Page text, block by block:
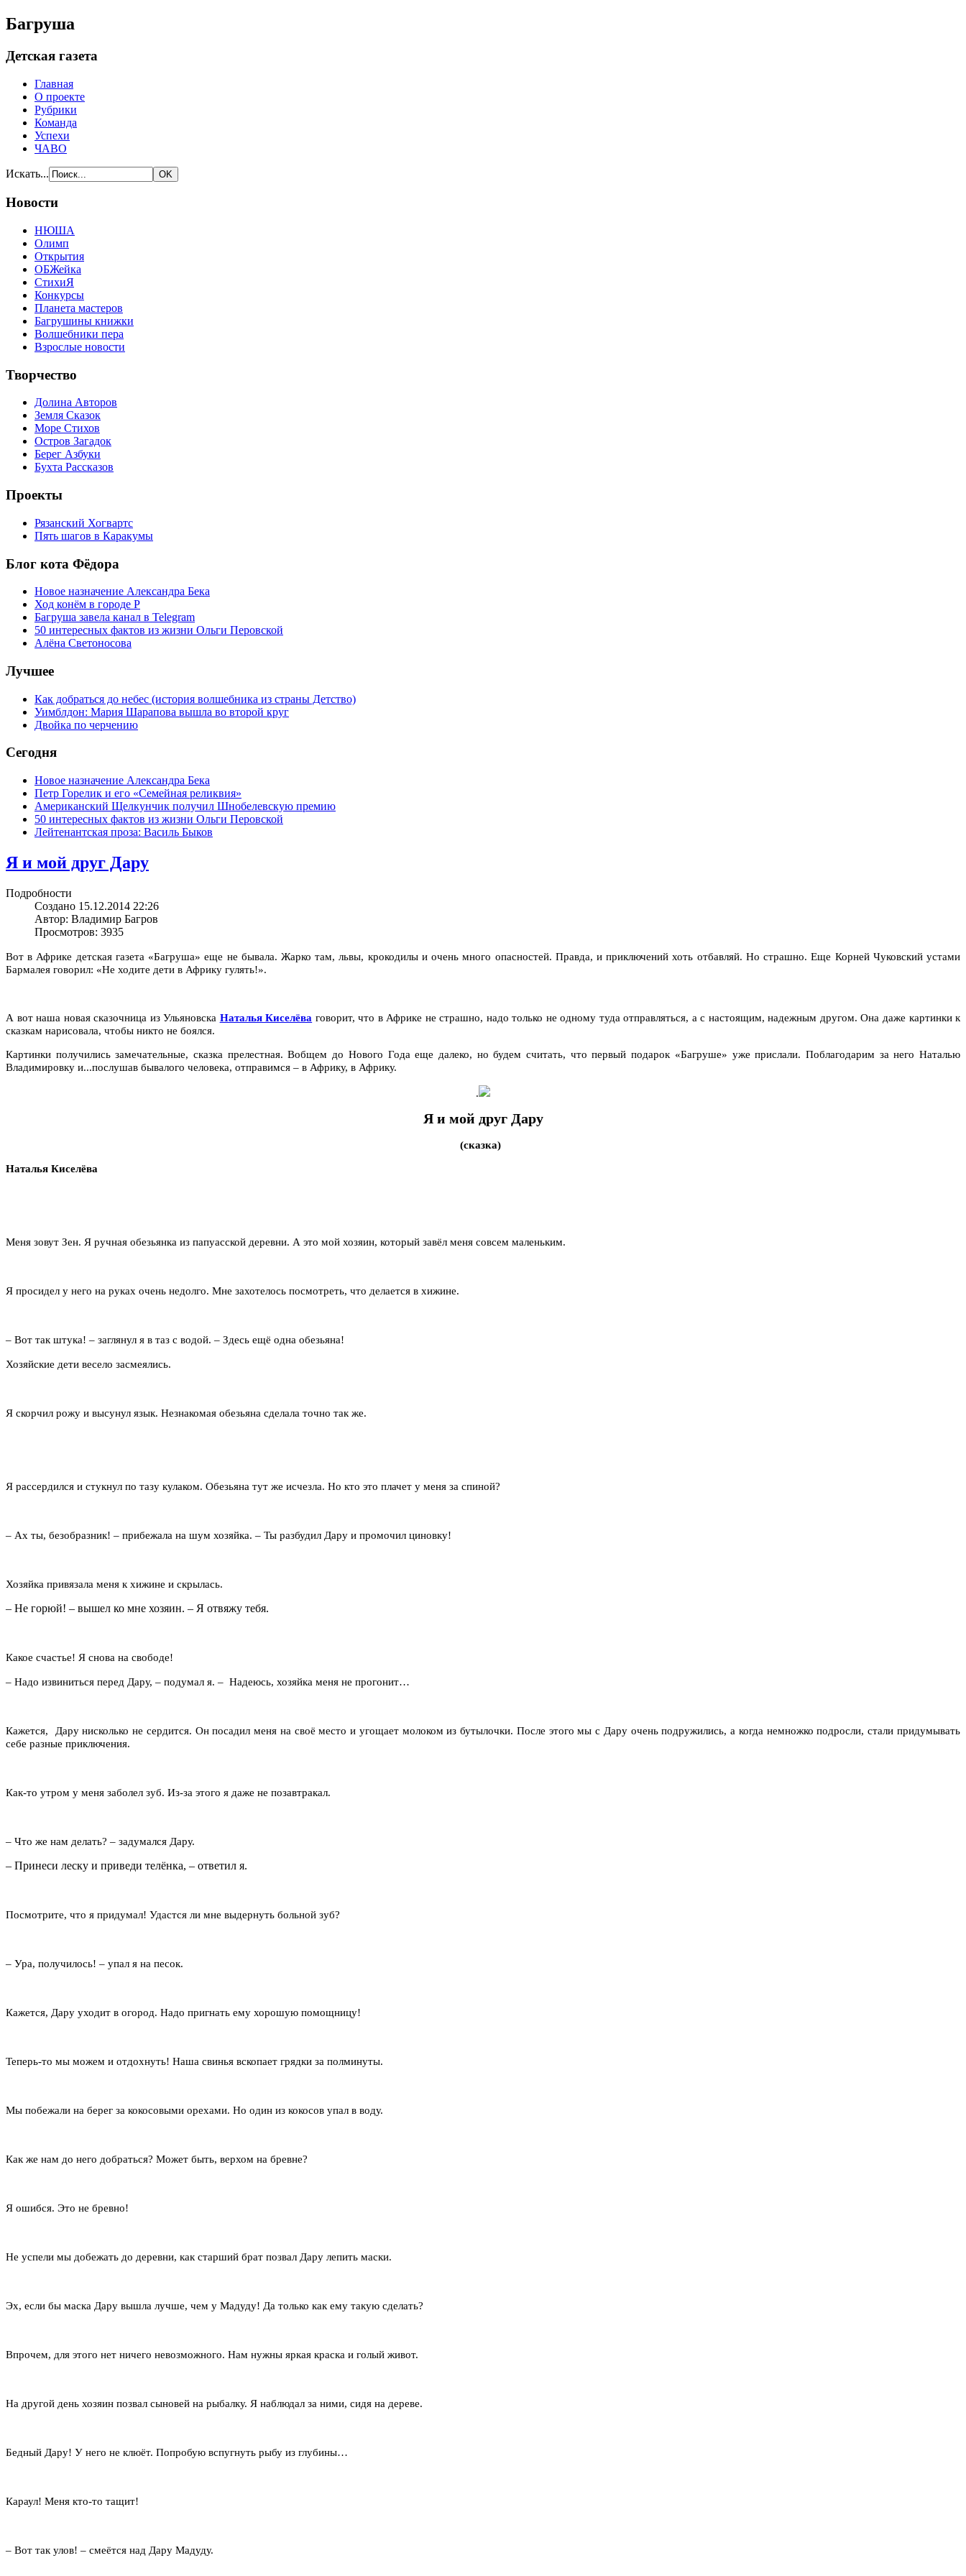
Багруша
Детская газета
Главная
О проекте
Рубрики
Команда
Успехи
ЧАВО
Искать...
Новости
НЮША
Олимп
Открытия
ОБЖейка
СтихиЯ
Конкурсы
Планета мастеров
Багрушины книжки
Волшебники пера
Взрослые новости
Творчество
Долина Авторов
Земля Сказок
Море Стихов
Остров Загадок
Берег Азбуки
Бухта Рассказов
Проекты
Рязанский Хогвартс
Пять шагов в Каракумы
Блог кота Фёдора
Новое назначение Александра Бека
Ход конём в городе Р
Багруша завела канал в Telegram
50 интересных фактов из жизни Ольги Перовской
Алёна Светоносова
Лучшее
Как добраться до небес (история волшебника из страны Детство)
Уимблдон: Мария Шарапова вышла во второй круг
Двойка по черчению
Сегодня
Новое назначение Александра Бека
Петр Горелик и его «Семейная реликвия»
Американский Щелкунчик получил Шнобелевскую премию
50 интересных фактов из жизни Ольги Перовской
Лейтенантская проза: Василь Быков
Я и мой друг Дару
Подробности
Создано 15.12.2014 22:26
Автор: Владимир Багров
Просмотров: 3935
Вот в Африке детская газета «Багруша» еще не бывала. Жарко там, львы, крокодилы и очень много опасностей. Правда, и приключений хоть отбавляй. Но страшно. Еще Корней Чуковский устами
Бармалея говорил: «Не ходите дети в Африку гулять!».
А вот наша новая сказочница из Ульяновска Наталья Киселёва говорит, что в Африке не страшно, надо только не одному туда отправляться, а с настоящим, надежным другом. Она даже картинки к
сказкам нарисовала, чтобы никто не боялся.
Картинки получились замечательные, сказка прелестная. Вобщем до Нового Года еще далеко, но будем считать, что первый подарок «Багруше» уже прислали. Поблагодарим за него Наталью
Владимировку и...послушав бывалого человека, отправимся – в Африку, в Африку.
.
Я и мой друг Дару
(сказка)
Наталья Киселёва
Меня зовут Зен. Я ручная обезьянка из папуасской деревни. А это мой хозяин, который завёл меня совсем маленьким.
Я просидел у него на руках очень недолго. Мне захотелось посмотреть, что делается в хижине.
– Вот так штука! – заглянул я в таз с водой. – Здесь ещё одна обезьяна!
Хозяйские дети весело засмеялись.
Я скорчил рожу и высунул язык. Незнакомая обезьяна сделала точно так же.
Я рассердился и стукнул по тазу кулаком. Обезьяна тут же исчезла. Но кто это плачет у меня за спиной?
– Ах ты, безобразник! – прибежала на шум хозяйка. – Ты разбудил Дару и промочил циновку!
Хозяйка привязала меня к хижине и скрылась.
– Не горюй! – вышел ко мне хозяин. – Я отвяжу тебя.
Какое счастье! Я снова на свободе!
– Надо извиниться перед Дару, – подумал я. – Надеюсь, хозяйка меня не прогонит…
Кажется, Дару нисколько не сердится. Он посадил меня на своё место и угощает молоком из бутылочки. После этого мы с Дару очень подружились, а когда немножко подросли, стали придумывать
себе разные приключения.
Как-то утром у меня заболел зуб. Из-за этого я даже не позавтракал.
– Что же нам делать? – задумался Дару.
– Принеси леску и приведи телёнка, – ответил я.
Посмотрите, что я придумал! Удастся ли мне выдернуть больной зуб?
– Ура, получилось! – упал я на песок.
Кажется, Дару уходит в огород. Надо пригнать ему хорошую помощницу!
Теперь-то мы можем и отдохнуть! Наша свинья вскопает грядки за полминуты.
Мы побежали на берег за кокосовыми орехами. Но один из кокосов упал в воду.
Как же нам до него добраться? Может быть, верхом на бревне?
Я ошибся. Это не бревно!
Не успели мы добежать до деревни, как старший брат позвал Дару лепить маски.
Эх, если бы маска Дару вышла лучше, чем у Мадуду! Да только как ему такую сделать?
Впрочем, для этого нет ничего невозможного. Нам нужны яркая краска и голый живот.
На другой день хозяин позвал сыновей на рыбалку. Я наблюдал за ними, сидя на дереве.
Бедный Дару! У него не клюёт. Попробую вспугнуть рыбу из глубины…
Караул! Меня кто-то тащит!
– Вот так улов! – смеётся над Дару Мадуду.